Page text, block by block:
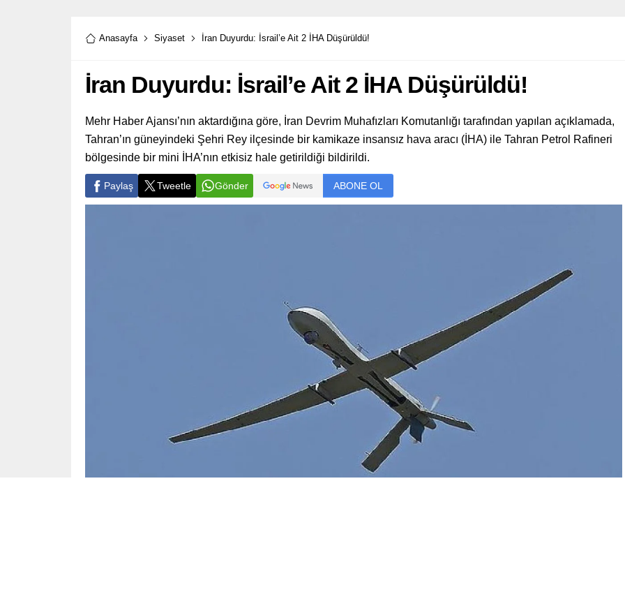
Anasayfa Siyaset İran Duyurdu: İsrail’e Ait 2 İHA Düşürüldü!
İran Duyurdu: İsrail’e Ait 2 İHA Düşürüldü!
Mehr Haber Ajansı’nın aktardığına göre, İran Devrim Muhafızları Komutanlığı tarafından yapılan açıklamada,
Tahran’ın güneyindeki Şehri Rey ilçesinde bir kamikaze insansız hava aracı (İHA) ile Tahran Petrol Rafineri
bölgesinde bir mini İHA’nın etkisiz hale getirildiği bildirildi.
Paylaş Tweetle Gönder ABONE OL